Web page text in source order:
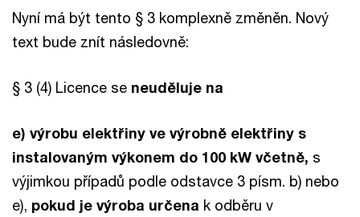
Nyní má být tento § 3 komplexně změněn. Nový
text bude znít následovně:
§ 3 (4) Licence se neuděluje na
e) výrobu elektřiny ve výrobně elektřiny s
instalovaným výkonem do 100 kW včetně, s
výjimkou případů podle odstavce 3 písm. b) nebo
e), pokud je výroba určena k odběru v